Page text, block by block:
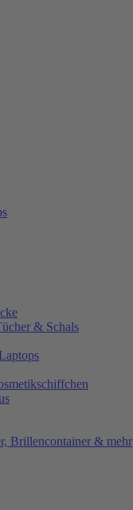
& Schals
Brillencontainer & mehr